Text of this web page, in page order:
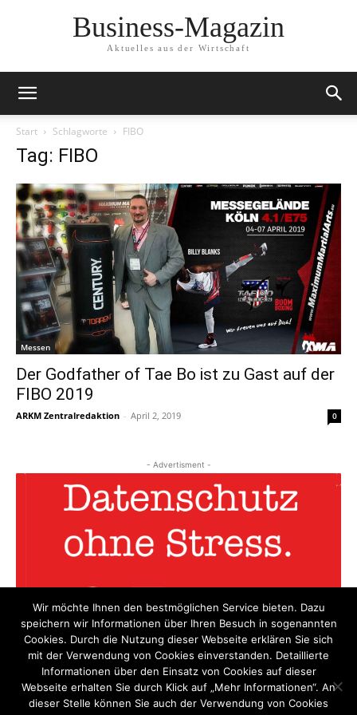
Business-Magazin
Aktuelles aus der Wirtschaft
Start Schlagworte FIBO
Tag: FIBO
Messen
Der Godfather of Tae Bo ist zu Gast auf der
FIBO 2019
ARKM Zentralredaktion - April 2, 2019 0
- Advertisment -
Wir möchte Ihnen den bestmöglichen Service bieten. Dazu
speichern wir Informationen über Ihren Besuch in sogenannten
Cookies. Durch die Nutzung dieser Webseite erklären Sie sich
mit der Verwendung von Cookies einverstanden. Detaillierte
Informationen über den Einsatz von Cookies auf dieser
Webseite erhalten Sie durch Klick auf „Mehr Informationen“. An
dieser Stelle können Sie auch der Verwendung von Cookies